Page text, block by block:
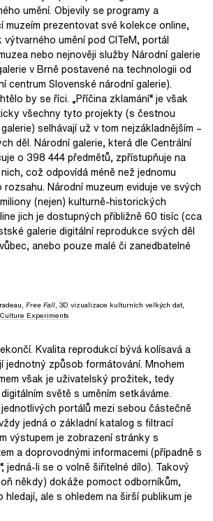
umění. Objevily se programy a
muzeím prezentovat své kolekce online,
umění pod CITeM, portál
nebo nejnověji služby Národní galerie
v Brně postavené na technologii od
centrum Slovenské národní galerie).
by se říci. „Příčina zklamání“ je však
všechny tyto projekty (s čestnou
selhávají už v tom nejzákladnějším –
děl. Národní galerie, která dle Centrální
o 398 444 předmětů, zpřístupňuje na
což odpovídá méně než jednomu
Národní muzeum eviduje ve svých
(nejen) kulturně-historických
jich je dostupných přibližně 60 tisíc (cca
galerie digitální reprodukce svých děl
anebo pouze malé či zanedbatelné
Free Fall, 3D vizualizace kulturních velkých dat,
Experiments
Kvalita reprodukcí bývá kolísavá a
jednotný způsob formátování. Mnohem
však je uživatelský prožitek, tedy
světě s uměním setkáváme.
portálů mezi sebou částečně
jedná o základní katalog s filtrací
výstupem je zobrazení stránky s
a doprovodnými informacemi (případně s
jedná-li se o volně šiřitelné dílo). Takový
někdy) dokáže pomoct odborníkům,
ale s ohledem na širší publikum je